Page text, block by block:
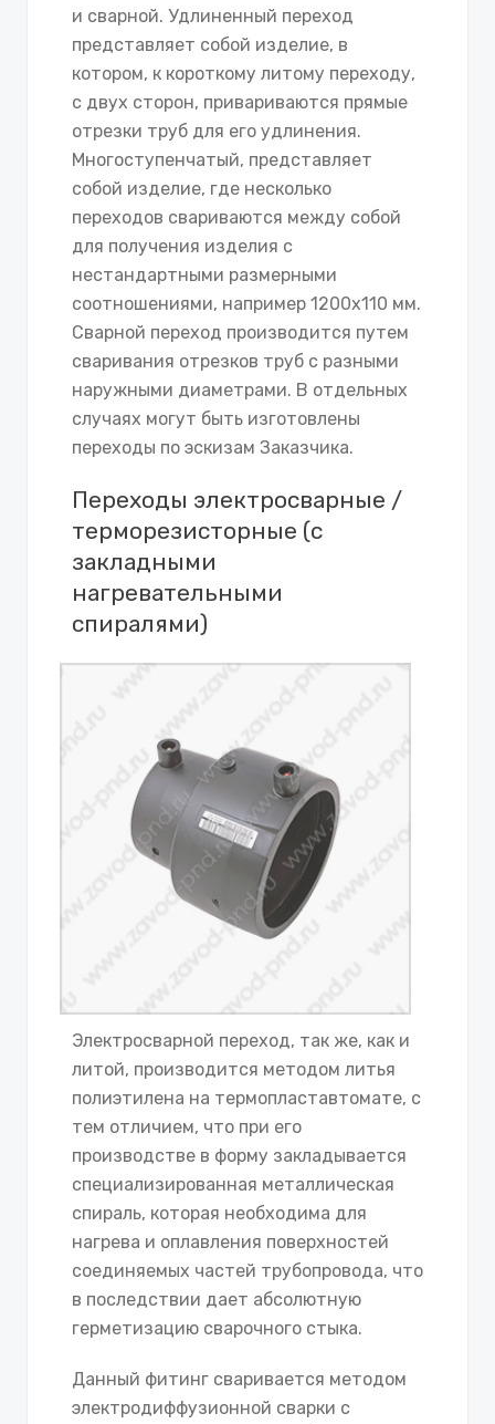
и сварной. Удлиненный переход
представляет собой изделие, в
котором, к короткому литому переходу,
с двух сторон, привариваются прямые
отрезки труб для его удлинения.
Многоступенчатый, представляет
собой изделие, где несколько
переходов свариваются между собой
для получения изделия с
нестандартными размерными
соотношениями, например 1200х110 мм.
Сварной переход производится путем
сваривания отрезков труб с разными
наружными диаметрами. В отдельных
случаях могут быть изготовлены
переходы по эскизам Заказчика.
Переходы электросварные /
терморезисторные (с
закладными
нагревательными
спиралями)
Электросварной переход, так же, как и
литой, производится методом литья
полиэтилена на термопластавтомате, с
тем отличием, что при его
производстве в форму закладывается
специализированная металлическая
спираль, которая необходима для
нагрева и оплавления поверхностей
соединяемых частей трубопровода, что
в последствии дает абсолютную
герметизацию сварочного стыка.
Данный фитинг сваривается методом
электродиффузионной сварки с